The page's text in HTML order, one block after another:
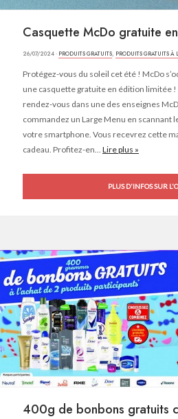
Casquette McDo gratuite
26/07/2024 · PRODUITS GRATUITS, PRODUITS GRATUITS À
Protégez-vous du soleil cet été ! McDo
une casquette gratuite en édition limitée
rendez-vous dans une des enseignes
commandez un Large Menu en scannant
votre smartphone. Vous recevrez cette
cadeau. Profitez-en... Lire plus »
PLUS D'INFOS SUR
400g de bonbons gratuits